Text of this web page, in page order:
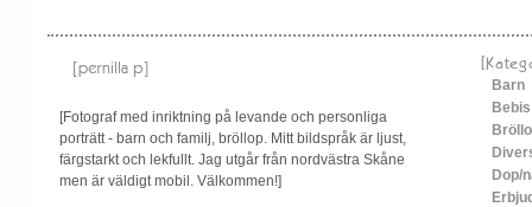
[Fotograf med inriktning på levande och personliga
porträtt - barn och familj, bröllop. Mitt bildspråk är ljust,
färgstarkt och lekfullt. Jag utgår från nordvästra Skåne
men är väldigt mobil. Välkommen!]
Barn
Bebis
Dop/